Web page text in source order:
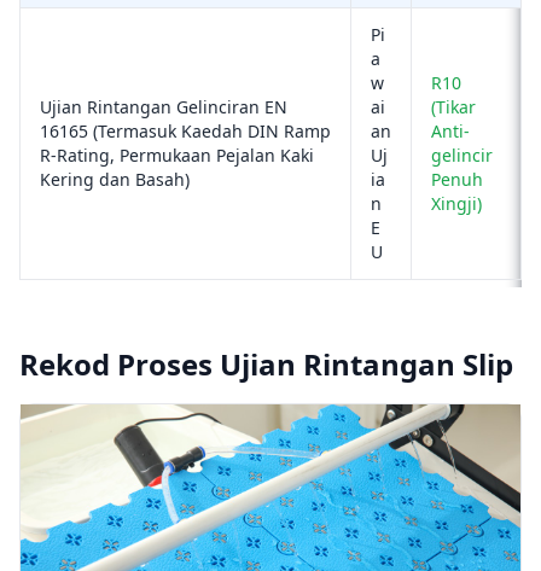
Ujian Rintangan Gelinciran EN
16165 (Termasuk Kaedah DIN Ramp
R-Rating, Permukaan Pejalan Kaki
Kering dan Basah)
Pi
a
w
ai
an
Uj
ia
n
E
U
R10
(Tikar
Anti-
gelincir
Penuh
Xingji)
Rekod Proses Ujian Rintangan Slip